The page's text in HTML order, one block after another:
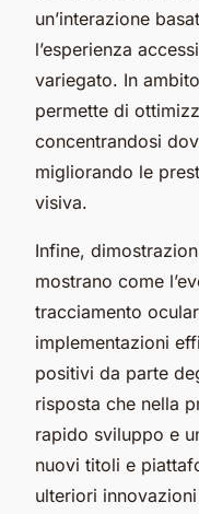
un’interazione
l’esperienza
variegato. In
permette di
concentrandosi
migliorando le
visiva.
Infine,
mostrano come
tracciamento
implementazioni
positivi da parte
risposta che nella
rapido sviluppo e
nuovi titoli e
ulteriori